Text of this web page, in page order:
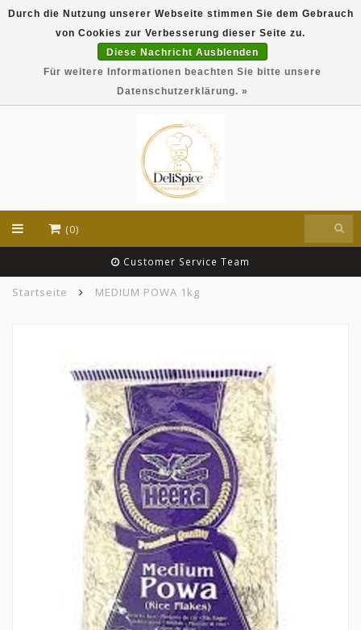
DeliSpice is your online Indian grocery shop with
exclusive brands like Daawat, Suhana, DeliSpice
and many more !!!
(0)
Customer Service Team
Startseite MEDIUM POWA 1kg
Durch die Nutzung unserer Webseite stimmen Sie dem Gebrauch
von Cookies zur Verbesserung dieser Seite zu.
Diese Nachricht Ausblenden
Für weitere Informationen beachten Sie bitte unsere
Datenschutzerklärung. »